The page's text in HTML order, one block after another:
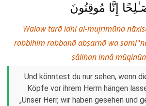
إِنَّا مُوقِنُونَ
Walaw tarā idhi al-mujrimūna
rabbihim rabbanā abṣarnā wa
ṣāliḥan innā
Und könntest du nur sehen, wenn
Köpfe vor ihrem Herrn hängen
„Unser Herr, wir haben gesehen und